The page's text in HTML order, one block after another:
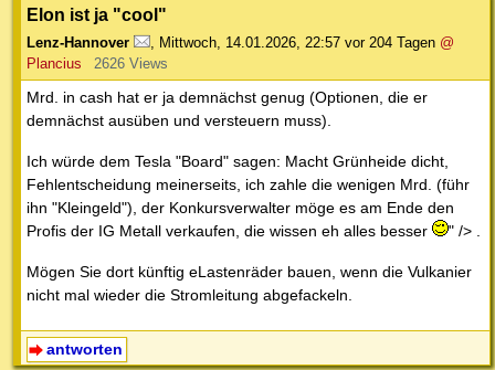
Elon ist ja "cool"
Lenz-Hannover Mittwoch, 14.01.2026, 22:57 vor 204 Tagen @
Plancius
2626 Views
Mrd. in cash hat er ja demnächst genug (Optionen, die er
demnächst ausüben und versteuern muss).
Ich würde dem Tesla "Board" sagen: Macht Grünheide dicht,
Fehlentscheidung meinerseits, ich zahle die wenigen Mrd. (führ
ihn "Kleingeld"), der Konkursverwalter möge es am Ende den
Profis der IG Metall verkaufen, die wissen eh alles besser
" /> .
Mögen Sie dort künftig eLastenräder bauen, wenn die Vulkanier
nicht mal wieder die Stromleitung abgefackeln.
antworten